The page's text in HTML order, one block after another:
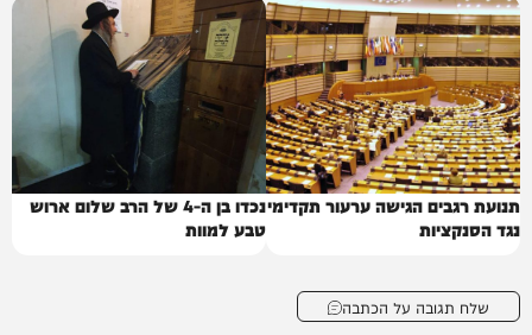
תנועת רגבים הגישה ערעור תקדימי
נגד הסנקציות
נכדו בן ה-4 של הרב שלום ארוש
טבע למוות
שלח תגובה על הכתבה